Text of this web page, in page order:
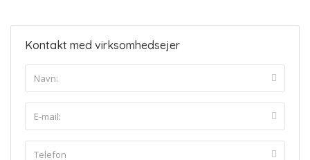
Kontakt med virksomhedsejer